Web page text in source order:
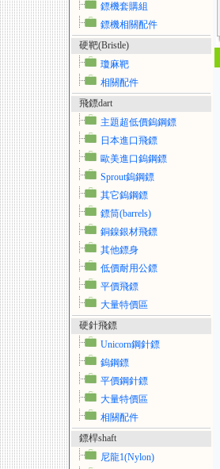
鏢機套購組
鏢機相關配件
硬靶(Bristle)
瓊麻靶
相關配件
飛鏢dart
主題超低價鎢鋼鏢
日本進口飛鏢
歐美進口鎢鋼鏢
Sprout鎢鋼鏢
其它鎢鋼鏢
鏢筒(barrels)
銅鎳銀材飛鏢
其他鏢身
低價耐用公鏢
平價飛鏢
大量特價區
硬針飛鏢
Unicorn鋼針鏢
鎢鋼鏢
平價鋼針鏢
大量特價區
相關配件
鏢桿shaft
尼龍1(Nylon)